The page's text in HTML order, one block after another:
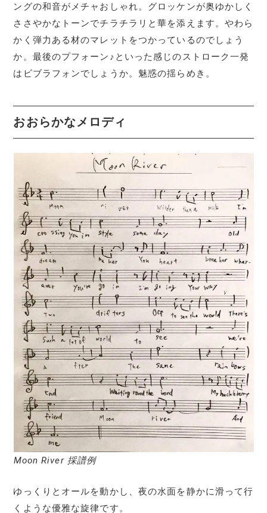
ングの和音がメチャおしゃれ。グロッケンが奥ゆかしく
ささやかなトーンでチラチラリと華を添えます。やわら
かく弾力ある材のマレットをつかっているのでしょう
か。最後のプフォーン♪といった感じのストローク一発
はビブラフォンでしょうか。魅惑の揺らめき。
おおらかなメロディ
Moon River 採譜例
ゆっくりとオールを動かし、夜の水面を静かに滑って行
くような優雅な旋律です。